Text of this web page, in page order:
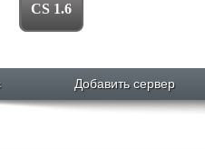
CS 1.6
Добавить сервер